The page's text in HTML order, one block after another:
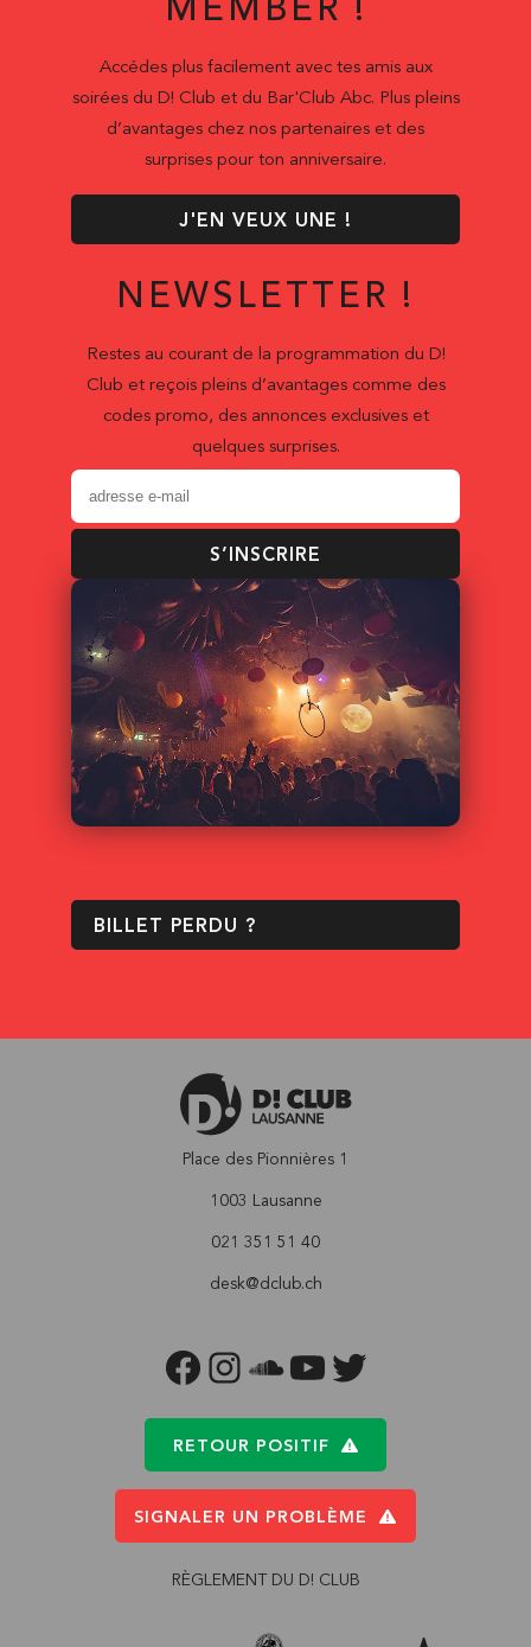
MEMBER !
Accédes plus facilement avec tes amis aux
soirées du D! Club et du Bar'Club Abc. Plus pleins
d’avantages chez nos partenaires et des
surprises pour ton anniversaire.
J'EN VEUX UNE !
NEWSLETTER !
Restes au courant de la programmation du D!
Club et reçois pleins d’avantages comme des
codes promo, des annonces exclusives et
quelques surprises.
S’INSCRIRE
BILLET PERDU ?
Place des Pionnières 1
1003 Lausanne
021 351 51 40
desk@dclub.ch
FACEBOOKINSTAGRAM
SOUNDCLOUD
YOUTUBETWITTER
RETOUR POSITIF
SIGNALER UN PROBLÈME
RÈGLEMENT DU D! CLUB